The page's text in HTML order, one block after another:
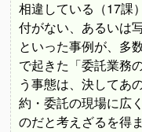
相違している（17課
付がない、あるいは
といった事例が、多
で起きた「委託業務
う事態は、決してあ
約・委託の現場に広
のだと考えざるを得ま